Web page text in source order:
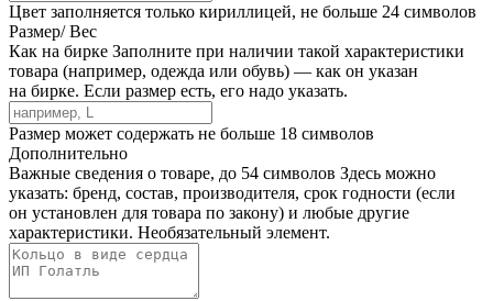
Цвет заполняется только кириллицей, не больше 24 символов
Размер/ Вес
Как на бирке Заполните при наличии такой характеристики
товара (например, одежда или обувь) — как он указан
на бирке. Если размер есть, его надо указать.
Размер может содержать не больше 18 символов
Дополнительно
Важные сведения о товаре, до 54 символов Здесь можно
указать: бренд, состав, производителя, срок годности (если
он установлен для товара по закону) и любые другие
характеристики. Необязательный элемент.